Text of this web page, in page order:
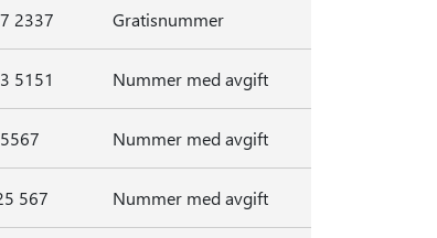
2337 Gratisnummer
5151 Nummer med avgift
Nummer med avgift
567 Nummer med avgift